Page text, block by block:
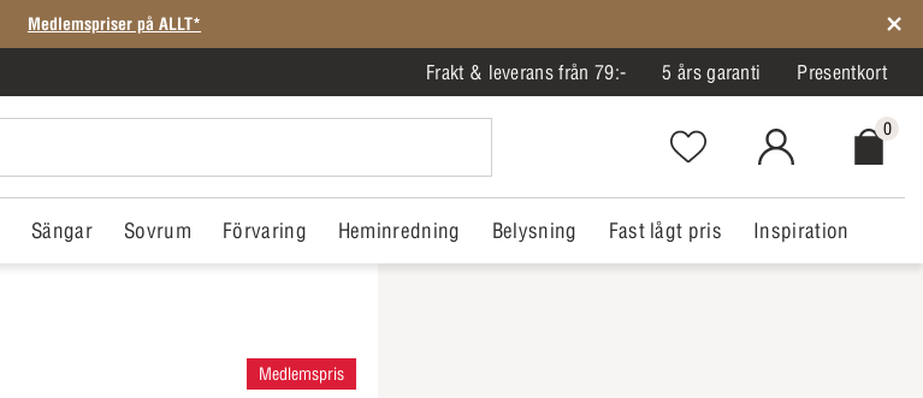
Medlemspriser på ALLT*
Frakt & leverans från 79:- 5 års garanti Presentkort
Favorites.NavigationButton.Text
MitIlva.Login
0
Sängar Sovrum Förvaring Heminredning Belysning Fast lågt pris Inspiration
Medlemspris